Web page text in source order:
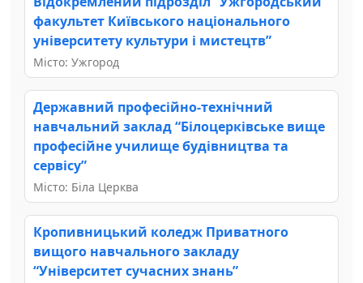
факультет Київського національного
університету культури і мистецтв”
Місто: Ужгород
Державний професійно-технічний
навчальний заклад “Білоцерківське вище
професійне училище будівництва та
сервісу”
Місто: Біла Церква
Кропивницький коледж Приватного
вищого навчального закладу
“Університет сучасних знань”